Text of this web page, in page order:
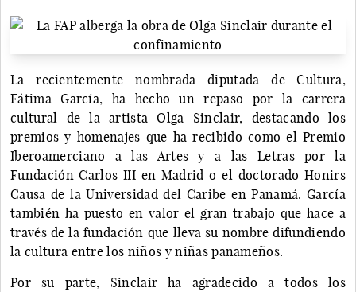
La recientemente nombrada diputada de Cultura,
Fátima García, ha hecho un repaso por la carrera
cultural de la artista Olga Sinclair, destacando los
premios y homenajes que ha recibido como el Premio
Iberoamerciano a las Artes y a las Letras por la
Fundación Carlos III en Madrid o el doctorado Honirs
Causa de la Universidad del Caribe en Panamá. García
también ha puesto en valor el gran trabajo que hace a
través de la fundación que lleva su nombre difundiendo
la cultura entre los niños y niñas panameños.
Por su parte, Sinclair ha agradecido a todos los